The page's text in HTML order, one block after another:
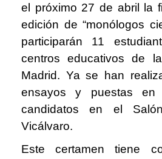
el próximo 27 de abril la
edición de “monólogos
participarán 11
centros educativos de
Madrid. Ya se han
ensayos y puestas
candidatos en el
Vicálvaro.
Este certamen tiene